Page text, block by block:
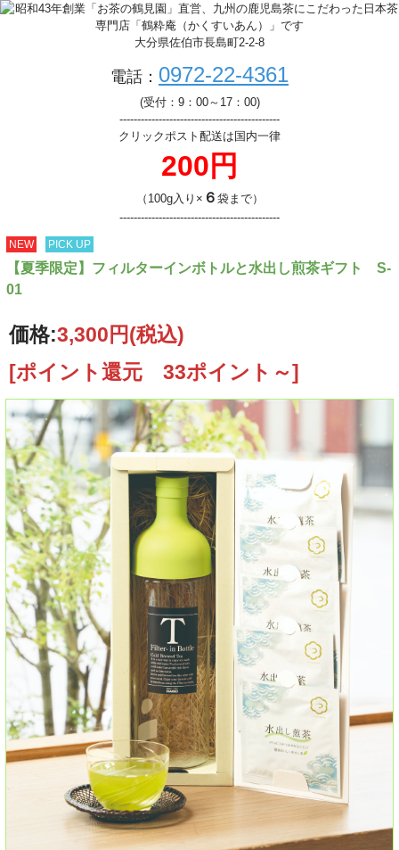
大分県佐伯市長島町2-2-8
電話： 0972-22-4361
(受付：9：00～17：00)
---------------------------------------------
クリックポスト配送は国内一律
200円
（100g入り× ６ 袋まで）
---------------------------------------------
NEW PICK UP
【夏季限定】フィルターインボトルと水出し煎茶ギフト S-
01
価格:3,300円(税込)
[ポイント還元 33ポイント～]